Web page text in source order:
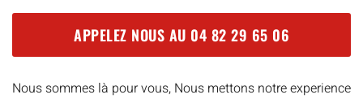
APPELEZ NOUS AU 04 82 29 65 06
Nous sommes là pour vous, Nous mettons notre experience